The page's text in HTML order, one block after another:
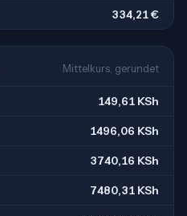
334,21 €
Mittelkurs, gerundet
149,61 KSh
1496,06 KSh
3740,16 KSh
7480,31 KSh